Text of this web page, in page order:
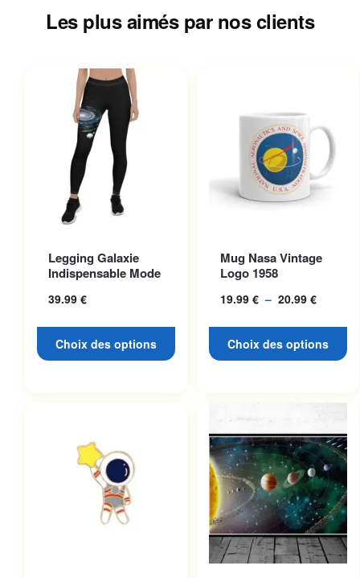
Les plus aimés par nos clients
Legging Galaxie
Indispensable Mode
39.99 €
Choix des options
variations. Les options
peuvent être choisies sur la
page du produit
Mug Nasa Vintage
Logo 1958
19.99 € – 20.99 €
19.99 €
Choix des options
variations. Les options
peuvent être choisies sur la
page du produit